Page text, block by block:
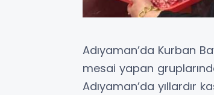
Adıyaman’da Kurban
mesai yapan
Adıyaman’da yıllardır